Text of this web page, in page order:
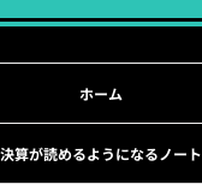
ホーム
決算が読めるようになるノート